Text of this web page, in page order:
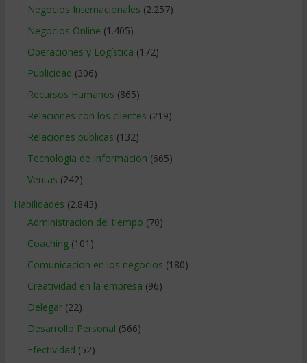
Negocios Internacionales (2.257)
Negocios Online (1.405)
Operaciones y Logística (172)
Publicidad (306)
Recursos Humanos (865)
Relaciones con los clientes (219)
Relaciones publicas (132)
Tecnologia de Informacion (665)
Ventas (242)
Habilidades (2.843)
Administracion del tiempo (70)
Coaching(101)
Comunicacion en los negocios (180)
Creatividad en la empresa (96)
Delegar(22)
Desarrollo Personal (566)
Efectividad (52)